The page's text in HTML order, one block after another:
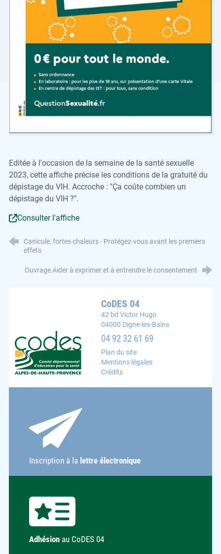
Editée à l'occasion de la semaine de la santé sexuelle
2023, cette affiche précise les conditions de la gratuité du
dépistage du VIH. Accroche : "Ça coûte combien un
dépistage du VIH ?".
Consulter l'affiche
Canicule, fortes chaleurs - Protégez-vous avant les premiers
effets
Ouvrage Aider à exprimer et à entrendre le consentement
CoDES 04 : Comité départemental d'éducation pour la
CoDES 04
42 bd Victor Hugo
04000 Digne-les-Bains
04 92 32 61 69
Plan du site
Mentions légales
Crédits
Inscription à la lettre électronique
Adhésion au CoDES 04